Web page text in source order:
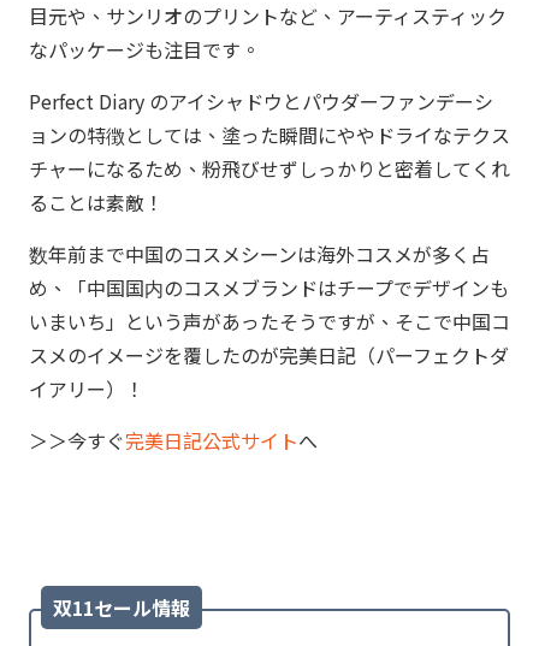
目元や、サンリオのプリントなど、アーティスティック
なパッケージも注目です。
Perfect Diary のアイシャドウとパウダーファンデーシ
ョンの特徴としては、塗った瞬間にややドライなテクス
チャーになるため、粉飛びせずしっかりと密着してくれ
ることは素敵！
数年前まで中国のコスメシーンは海外コスメが多く占
め、「中国国内のコスメブランドはチープでデザインも
いまいち」という声があったそうですが、そこで中国コ
スメのイメージを覆したのが完美日記（パーフェクトダ
イアリー）！
＞＞今すぐ完美日記公式サイトへ
双11セール情報